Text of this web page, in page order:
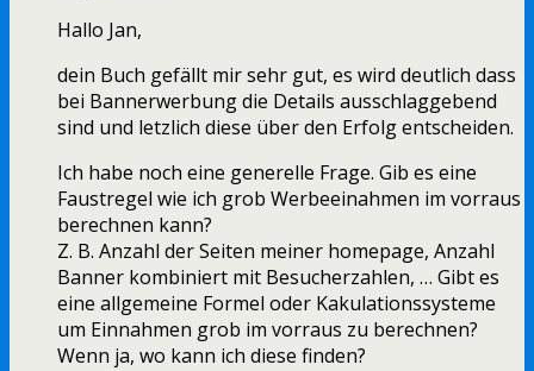
Hallo Jan,
dein Buch gefällt mir sehr gut, es wird deutlich dass
bei Bannerwerbung die Details ausschlaggebend
sind und letzlich diese über den Erfolg entscheiden.
Ich habe noch eine generelle Frage. Gib es eine
Faustregel wie ich grob Werbeeinahmen im vorraus
berechnen kann?
Z. B. Anzahl der Seiten meiner homepage, Anzahl
Banner kombiniert mit Besucherzahlen, … Gibt es
eine allgemeine Formel oder Kakulationssysteme
um Einnahmen grob im vorraus zu berechnen?
Wenn ja, wo kann ich diese finden?